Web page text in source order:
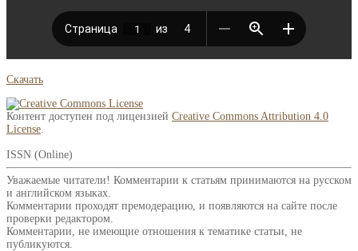
Скачать
Контент доступен под лицензией Creative Commons Attribution 4.0
License
ISSN (Online)
Уважаемые читатели! Комментарии к статьям принимаются на русском
и английском языках.
Комментарии проходят премодерацию, и появляются на сайте после
проверки редактором.
Комментарии, не имеющие отношения к тематике статьи, не
публикуются.